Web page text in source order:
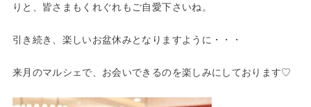
りと、皆さまもくれぐれもご自愛下さいね。
引き続き、楽しいお盆休みとなりますように・・・
来月のマルシェで、お会いできるのを楽しみにしております♡